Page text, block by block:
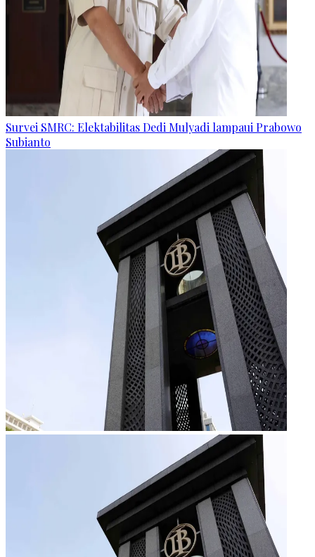
Survei SMRC: Elektabilitas Dedi Mulyadi lampaui Prabowo
Subianto